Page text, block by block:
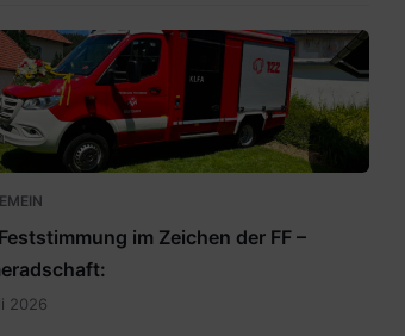
im Zeichen der FF –
2026